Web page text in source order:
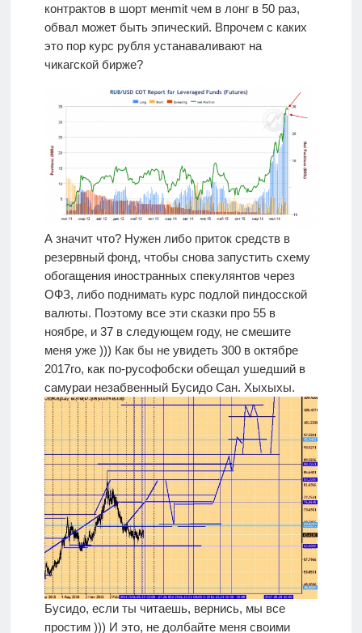
контрактов в шорт менmit чем в лонг в 50 раз,
обвал может быть эпический. Впрочем с каких
это пор курс рубля устанаваливают на
чикагской бирже?
А значит что? Нужен либо приток средств в
резервный фонд, чтобы снова запустить схему
обогащения иностранных спекулянтов через
ОФЗ, либо поднимать курс подлой пиндосской
валюты. Поэтому все эти сказки про 55 в
ноябре, и 37 в следующем году, не смешите
меня уже ))) Как бы не увидеть 300 в октябре
2017го, как по-русофобски обещал ушедший в
самураи незабвенный Бусидо Сан. Хыхыхы.
Бусидо, если ты читаешь, вернись, мы все
простим ))) И это, не долбайте меня своими